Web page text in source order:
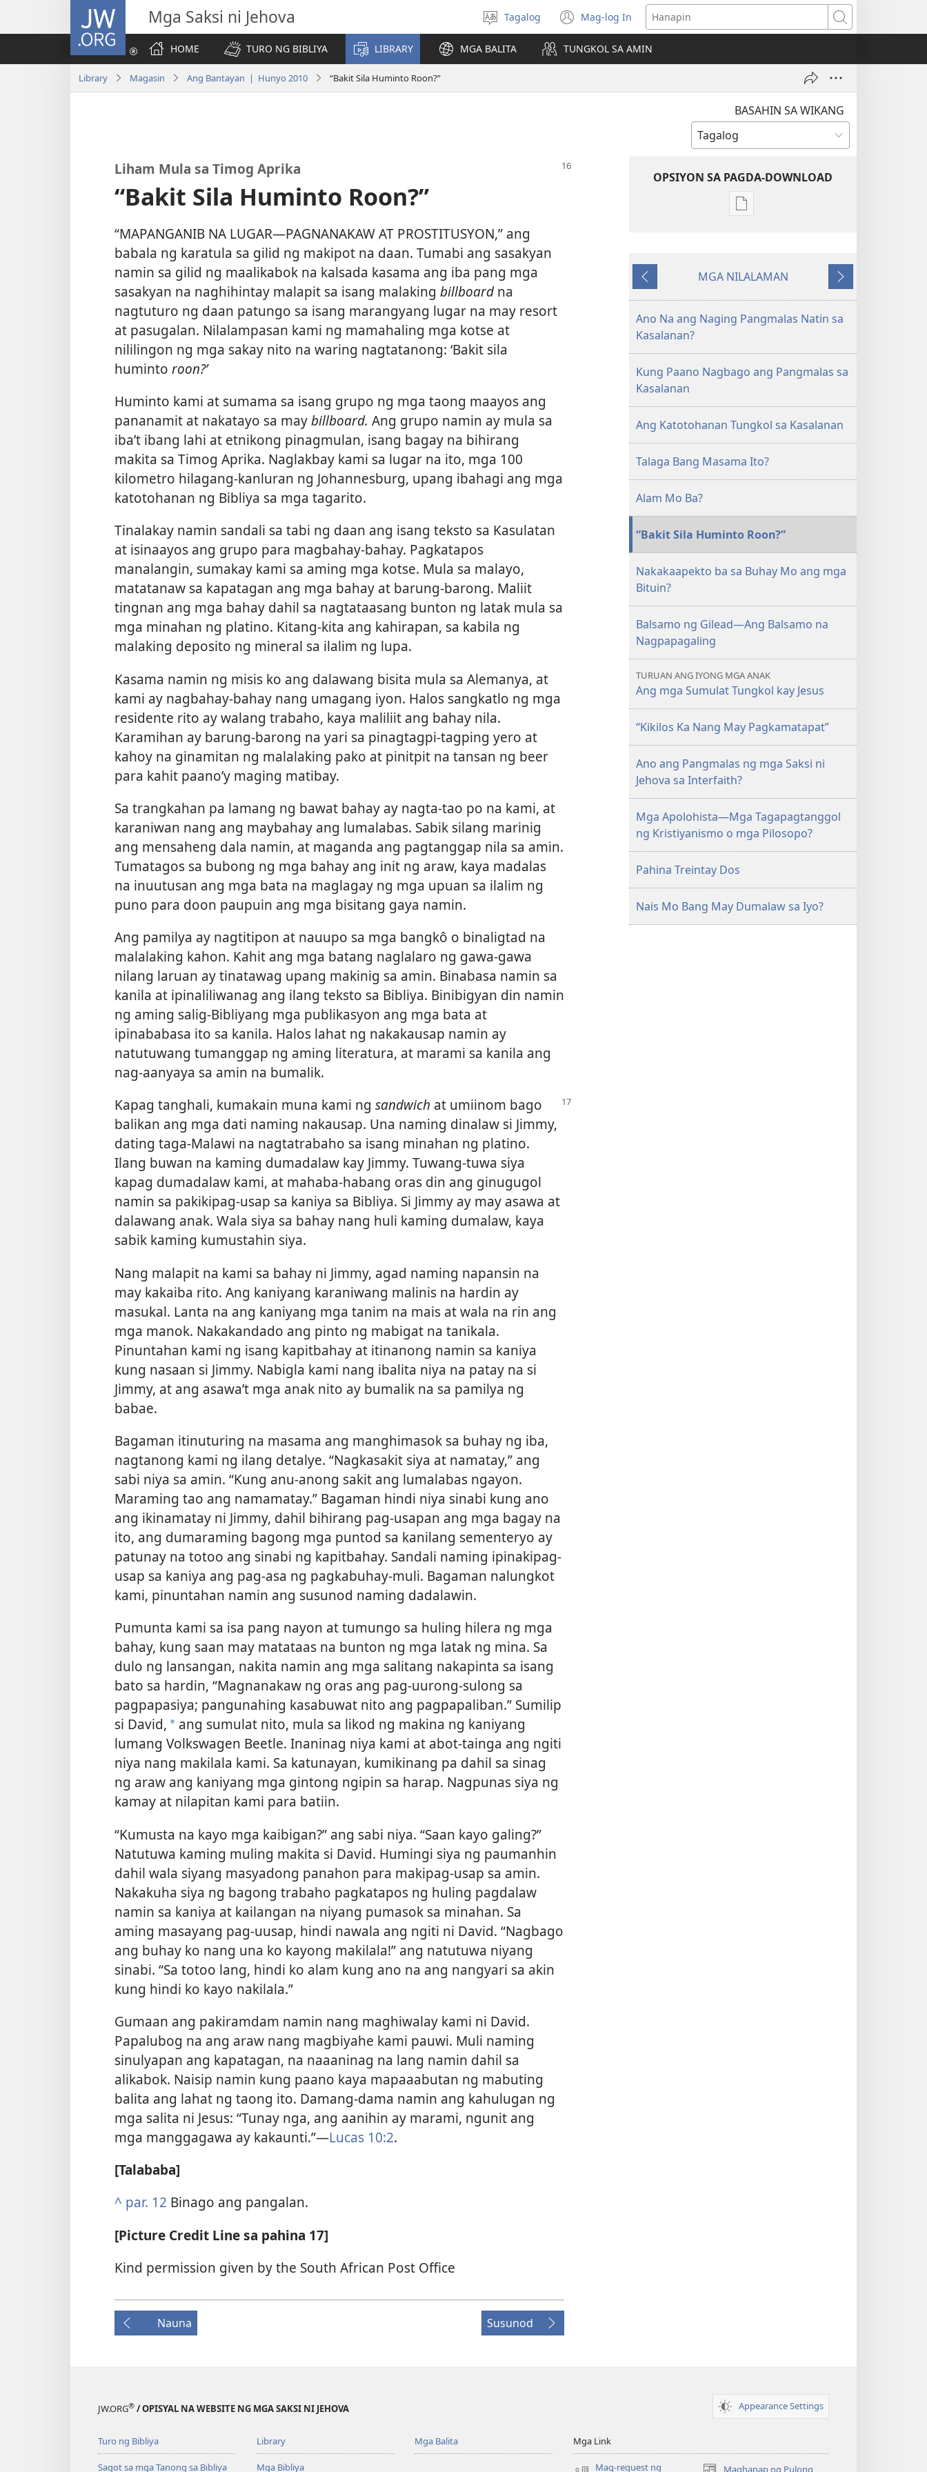
JW.ORG Mga Saksi ni Jehova
Pumili
ng
wika
Tagalog Mag-log In
(may
bubukas
na
bagong
Hanapin
HOME
TURO NG BIBLIYA LIBRARY MGA BALITA TUNGKOL SA AMIN
Library Magasin Ang Bantayan | Hunyo 2010 “Bakit Sila Huminto Roon?”
BASAHIN SA WIKANG
Liham Mula sa Timog Aprika
“Bakit Sila Huminto Roon?”
“MAPANGANIB NA LUGAR​—PAGNANAKAW AT PROSTITUSYON,” ang
babala ng karatula sa gilid ng makipot na daan. Tumabi ang sasakyan
namin sa gilid ng maalikabok na kalsada kasama ang iba pang mga
sasakyan na naghihintay malapit sa isang malaking billboardna
nagtuturo ng daan patungo sa isang marangyang lugar na may resort
at pasugalan. Nilalampasan kami ng mamahaling mga kotse at
nililingon ng mga sakay nito na waring nagtatanong: ‘Bakit sila
huminto roon?’
Huminto kami at sumama sa isang grupo ng mga taong maayos ang
pananamit at nakatayo sa maybillboard. Ang grupo namin ay mula sa
iba’t ibang lahi at etnikong pinagmulan, isang bagay na bihirang
makita sa Timog Aprika. Naglakbay kami sa lugar na ito, mga 100
kilometro hilagang-kanluran ng Johannesburg, upang ibahagi ang mga
katotohanan ng Bibliya sa mga tagarito.
Tinalakay namin sandali sa tabi ng daan ang isang teksto sa Kasulatan
at isinaayos ang grupo para magbahay-bahay. Pagkatapos
manalangin, sumakay kami sa aming mga kotse. Mula sa malayo,
matatanaw sa kapatagan ang mga bahay at barung-barong. Maliit
tingnan ang mga bahay dahil sa nagtataasang bunton ng latak mula sa
mga minahan ng platino. Kitang-kita ang kahirapan, sa kabila ng
malaking deposito ng mineral sa ilalim ng lupa.
Kasama namin ng misis ko ang dalawang bisita mula sa Alemanya, at
kami ay nagbahay-bahay nang umagang iyon. Halos sangkatlo ng mga
residente rito ay walang trabaho, kaya maliliit ang bahay nila.
Karamihan ay barung-barong na yari sa pinagtagpi-tagping yero at
kahoy na ginamitan ng malalaking pako at pinitpit na tansan ng beer
para kahit paano’y maging matibay.
Sa trangkahan pa lamang ng bawat bahay ay nagta-tao po na kami, at
karaniwan nang ang maybahay ang lumalabas. Sabik silang marinig
ang mensaheng dala namin, at maganda ang pagtanggap nila sa amin.
Tumatagos sa bubong ng mga bahay ang init ng araw, kaya madalas
na inuutusan ang mga bata na maglagay ng mga upuan sa ilalim ng
puno para doon paupuin ang mga bisitang gaya namin.
Ang pamilya ay nagtitipon at nauupo sa mga bangkô o binaligtad na
malalaking kahon. Kahit ang mga batang naglalaro ng gawa-gawa
nilang laruan ay tinatawag upang makinig sa amin. Binabasa namin sa
kanila at ipinaliliwanag ang ilang teksto sa Bibliya. Binibigyan din namin
ng aming salig-Bibliyang mga publikasyon ang mga bata at
ipinababasa ito sa kanila. Halos lahat ng nakakausap namin ay
natutuwang tumanggap ng aming literatura, at marami sa kanila ang
nag-aanyaya sa amin na bumalik.
Kapag tanghali, kumakain muna kami ng sandwich at umiinom bago
balikan ang mga dati naming nakausap. Una naming dinalaw si Jimmy,
dating taga-Malawi na nagtatrabaho sa isang minahan ng platino.
Ilang buwan na kaming dumadalaw kay Jimmy. Tuwang-tuwa siya
kapag dumadalaw kami, at mahaba-habang oras din ang ginugugol
namin sa pakikipag-usap sa kaniya sa Bibliya. Si Jimmy ay may asawa at
dalawang anak. Wala siya sa bahay nang huli kaming dumalaw, kaya
sabik kaming kumustahin siya.
Nang malapit na kami sa bahay ni Jimmy, agad naming napansin na
may kakaiba rito. Ang kaniyang karaniwang malinis na hardin ay
masukal. Lanta na ang kaniyang mga tanim na mais at wala na rin ang
mga manok. Nakakandado ang pinto ng mabigat na tanikala.
Pinuntahan kami ng isang kapitbahay at itinanong namin sa kaniya
kung nasaan si Jimmy. Nabigla kami nang ibalita niya na patay na si
Jimmy, at ang asawa’t mga anak nito ay bumalik na sa pamilya ng
babae.
Bagaman itinuturing na masama ang manghimasok sa buhay ng iba,
nagtanong kami ng ilang detalye. “Nagkasakit siya at namatay,” ang
sabi niya sa amin. “Kung anu-anong sakit ang lumalabas ngayon.
Maraming tao ang namamatay.” Bagaman hindi niya sinabi kung ano
ang ikinamatay ni Jimmy, dahil bihirang pag-usapan ang mga bagay na
ito, ang dumaraming bagong mga puntod sa kanilang sementeryo ay
patunay na totoo ang sinabi ng kapitbahay. Sandali naming ipinakipag-
usap sa kaniya ang pag-asa ng pagkabuhay-muli. Bagaman nalungkot
kami, pinuntahan namin ang susunod naming dadalawin.
Pumunta kami sa isa pang nayon at tumungo sa huling hilera ng mga
bahay, kung saan may matataas na bunton ng mga latak ng mina. Sa
dulo ng lansangan, nakita namin ang mga salitang nakapinta sa isang
bato sa hardin, “Magnanakaw ng oras ang pag-uurong-sulong sa
pagpapasiya; pangunahing kasabuwat nito ang pagpapaliban.” Sumilip
si David, * ang sumulat nito, mula sa likod ng makina ng kaniyang
lumang Volkswagen Beetle. Inaninag niya kami at abot-tainga ang ngiti
niya nang makilala kami. Sa katunayan, kumikinang pa dahil sa sinag
ng araw ang kaniyang mga gintong ngipin sa harap. Nagpunas siya ng
kamay at nilapitan kami para batiin.
“Kumusta na kayo mga kaibigan?” ang sabi niya. “Saan kayo galing?”
Natutuwa kaming muling makita si David. Humingi siya ng paumanhin
dahil wala siyang masyadong panahon para makipag-usap sa amin.
Nakakuha siya ng bagong trabaho pagkatapos ng huling pagdalaw
namin sa kaniya at kailangan na niyang pumasok sa minahan. Sa
aming masayang pag-uusap, hindi nawala ang ngiti ni David. “Nagbago
ang buhay ko nang una ko kayong makilala!” ang natutuwa niyang
sinabi. “Sa totoo lang, hindi ko alam kung ano na ang nangyari sa akin
kung hindi ko kayo nakilala.”
Gumaan ang pakiramdam namin nang maghiwalay kami ni David.
Papalubog na ang araw nang magbiyahe kami pauwi. Muli naming
sinulyapan ang kapatagan, na naaaninag na lang namin dahil sa
alikabok. Naisip namin kung paano kaya mapaaabutan ng mabuting
balita ang lahat ng taong ito. Damang-dama namin ang kahulugan ng
mga salita ni Jesus: “Tunay nga, ang aanihin ay marami, ngunit ang
mga manggagawa ay kakaunti.”​—Lucas 10:2.
[Talababa]
^ par. 12 Binago ang pangalan.
[Picture Credit Line sa pahina 17]
Kind permission given by the South African Post Office
Nauna Susunod
OPSIYON SA PAGDA-DOWNLOAD
Opsiyon
ng
ANG
BANTAYAN
Nauna
MGA NILALAMAN
Susunod
Ano Na ang Naging Pangmalas Natin sa
Kasalanan?
Kung Paano Nagbago ang Pangmalas sa
Kasalanan
Ang Katotohanan Tungkol sa Kasalanan
Talaga Bang Masama Ito?
Alam Mo Ba?
“Bakit Sila Huminto Roon?”
Nakakaapekto ba sa Buhay Mo ang mga
Bituin?
Balsamo ng Gilead—Ang Balsamo na
Nagpapagaling
TURUAN ANG IYONG MGA ANAK
Ang mga Sumulat Tungkol kay Jesus
“Kikilos Ka Nang May Pagkamatapat”
Ano ang Pangmalas ng mga Saksi ni
Jehova sa Interfaith?
Mga Apolohista—Mga Tagapagtanggol
ng Kristiyanismo o mga Pilosopo?
Pahina Treintay Dos
Nais Mo Bang May Dumalaw sa Iyo?
JW.ORG® / OPISYAL NA WEBSITE NG MGA SAKSI NI JEHOVA Appearance Settings
Turo ng Bibliya
Sagot sa mga Tanong sa Bibliya
Library
Mga Bibliya
Mga Balita Mga Link
Mag-request ng Maghanap ng Pulong